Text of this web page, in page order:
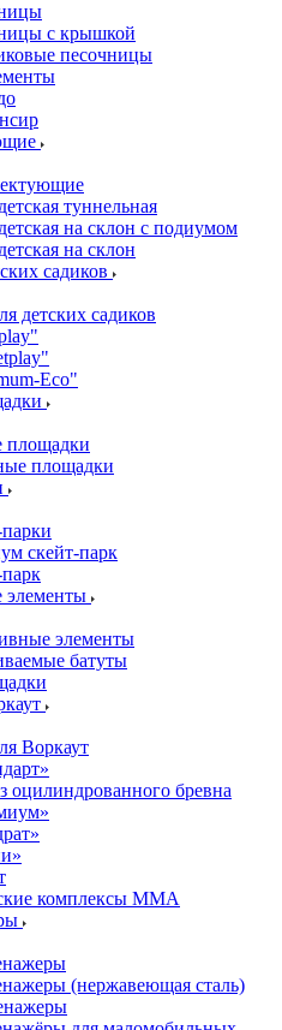
с крышкой
песочницы
туннельная
на склон с подиумом
на склон
садиков
детских садиков
Еco"
площадки
площадки
скейт-парк
элементы
элементы
батуты
Воркаут
оцилиндрованного бревна
комплексы ММА
(нержавеющая сталь)